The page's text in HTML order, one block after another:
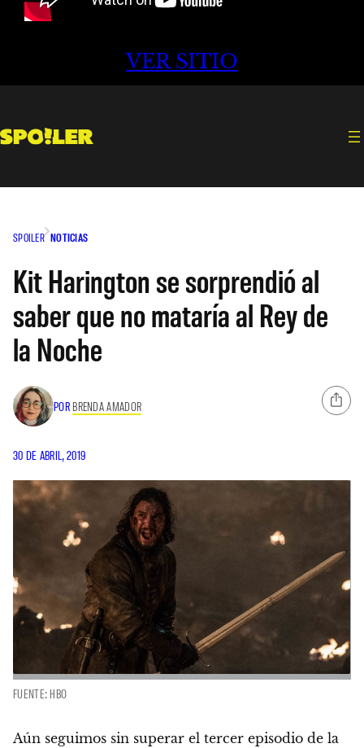
VER SITIO
SPOILER NOTICIAS
Kit Harington se sorprendió al
saber que no mataría al Rey de
la Noche
POR BRENDA AMADOR
30 DE ABRIL, 2019
FUENTE: HBO
Aún seguimos sin superar el tercer episodio de la